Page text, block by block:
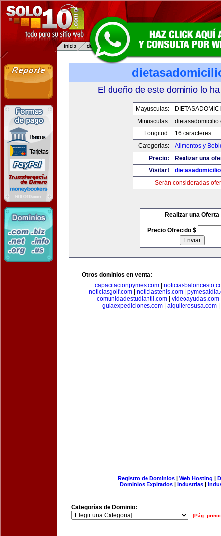
El dueño de este dominio lo
Mayusculas:
Minusculas:
Longitud:
16 caracteres
Categorias:
Alimentos y
Precio:
Realizar una
Visitar!
Serán consideradas
Realizar una Oferta
Precio Ofrecido $
Otros dominios en venta:
capacitacionpymes.com|
noticiasgolf.com| noticiastenis.com|
comunidadestudiantil.com| videoayudas.com
guiaexpediciones.com| alquileresusa.com|
Registro de Dominios| Web Hosting |
Dominios Expirados | Industrias |
Categorías de Dominio:
[Pág.